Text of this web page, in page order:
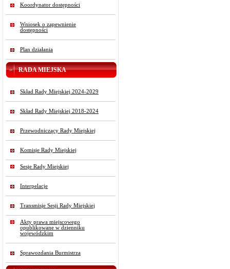
Koordynator dostępności
Wniosek o zapewnienie
dostępności
Plan działania
RADA MIEJSKA
Skład Rady Miejskiej 2024-2029
Skład Rady Miejskiej 2018-2024
Przewodniczący Rady Miejskiej
Komisje Rady Miejskiej
Sesje Rady Miejskiej
Interpelacje
Transmisje Sesji Rady Miejskiej
Akty prawa miejscowego
opublikowane w dzienniku
wojewódzkim
Sprawozdania Burmistrza